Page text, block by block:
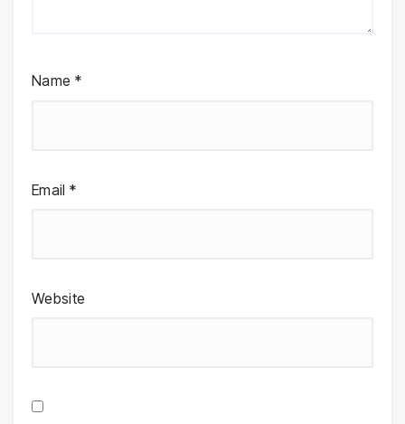
Name *
Email *
Website